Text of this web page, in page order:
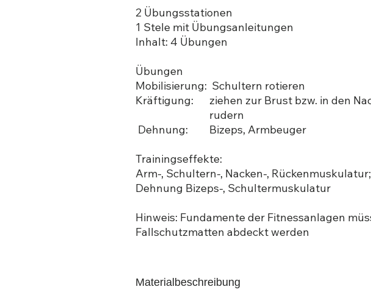
2 Übungsstationen
1 Stele mit Übungsanleitungen
Inhalt: 4 Übungen
Übungen
Mobilisierung: Schultern rotieren
Kräftigung:
ziehen zur Brust bzw. in den
rudern
Dehnung:
Bizeps, Armbeuger
Trainingseffekte:
Arm-, Schultern-, Nacken-, Rückenmuskulatur;
Dehnung Bizeps-, Schultermuskulatur
Hinweis: Fundamente der Fitnessanlagen
Fallschutzmatten abdeckt werden
Materialbeschreibung